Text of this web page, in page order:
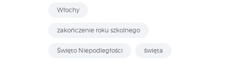
Włochy
zakończenie roku szkolnego
Święto Niepodległości święta